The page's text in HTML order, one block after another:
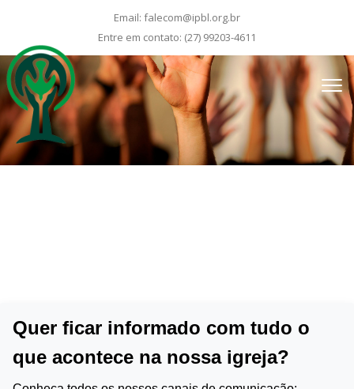
Email: falecom@ipbl.org.br
Entre em contato: (27) 99203-4611
Quer ficar informado com tudo o
que acontece na nossa igreja?